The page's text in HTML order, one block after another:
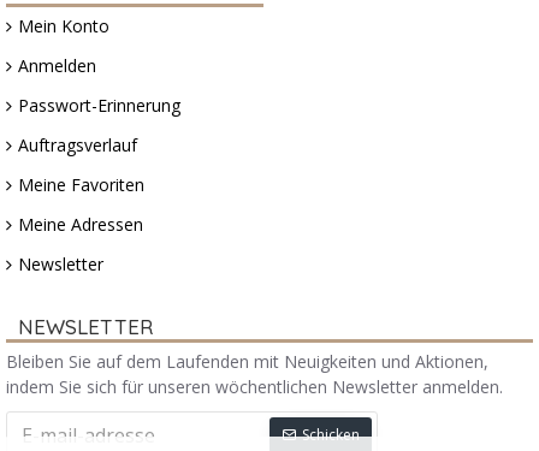
Mein Konto
Anmelden
Passwort-Erinnerung
Auftragsverlauf
Meine Favoriten
Meine Adressen
Newsletter
NEWSLETTER
Bleiben Sie auf dem Laufenden mit Neuigkeiten und Aktionen,
indem Sie sich für unseren wöchentlichen Newsletter anmelden.
Schicken